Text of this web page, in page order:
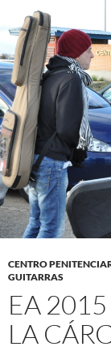
CENTRO
GUITARRAS
EA
LA